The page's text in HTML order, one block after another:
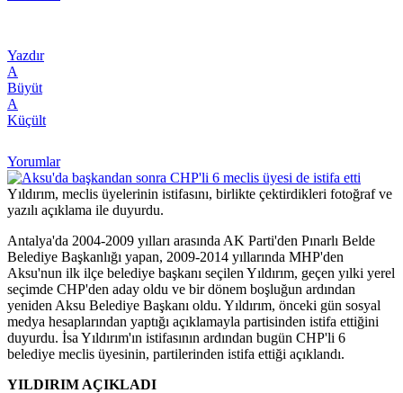
Yazdır
A
Büyüt
A
Küçült
Yorumlar
Yıldırım, meclis üyelerinin istifasını, birlikte çektirdikleri fotoğraf ve
yazılı açıklama ile duyurdu.
Antalya'da 2004-2009 yılları arasında AK Parti'den Pınarlı Belde
Belediye Başkanlığı yapan, 2009-2014 yıllarında MHP'den
Aksu'nun ilk ilçe belediye başkanı seçilen Yıldırım, geçen yılki yerel
seçimde CHP'den aday oldu ve bir dönem boşluğun ardından
yeniden Aksu Belediye Başkanı oldu. Yıldırım, önceki gün sosyal
medya hesaplarından yaptığı açıklamayla partisinden istifa ettiğini
duyurdu. İsa Yıldırım'ın istifasının ardından bugün CHP'li 6
belediye meclis üyesinin, partilerinden istifa ettiği açıklandı.
YILDIRIM AÇIKLADI